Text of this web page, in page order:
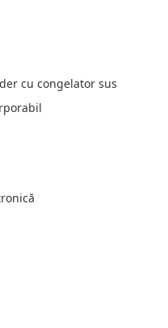
cu congelator sus